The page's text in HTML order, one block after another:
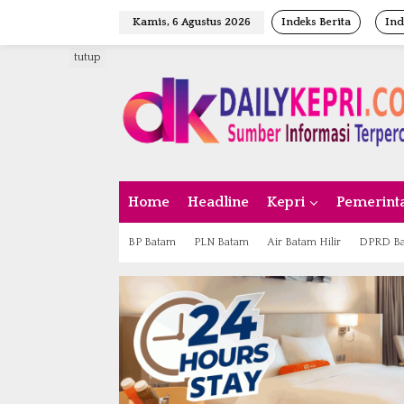
w
Kamis, 6 Agustus 2026 Indeks Berita
Home Headline Kepri
BP Batam PLN Batam Air Batam Hilir DPRD
tutup